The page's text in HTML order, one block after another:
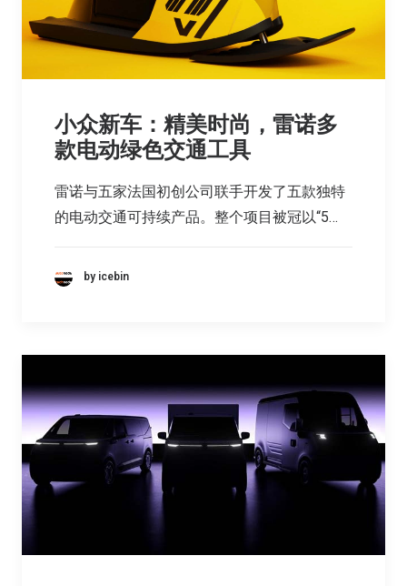
小众新车：精美时尚，雷诺多
款电动绿色交通工具
雷诺与五家法国初创公司联手开发了五款独特
的电动交通可持续产品。整个项目被冠以“5…
by icebin